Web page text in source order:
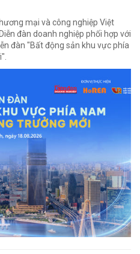
mại và công nghiệp Việt
đàn doanh nghiệp phối hợp với
đàn "Bất động sản khu vực phía